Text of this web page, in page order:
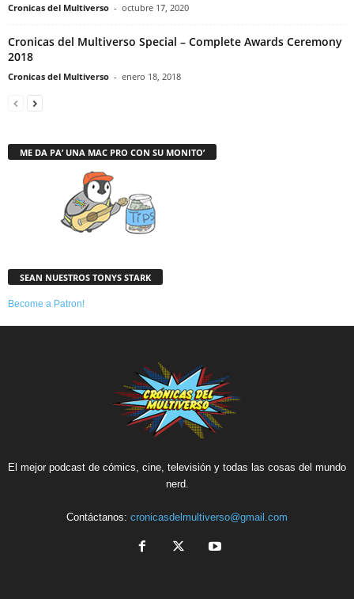
Cronicas del Multiverso - octubre 17, 2020
Cronicas del Multiverso Special – Complete Awards Ceremony
2018
Cronicas del Multiverso - enero 18, 2018
ME DA PA’ UNA MAC PRO CON SU MONITO’
SEAN NUESTROS TONYS STARK
Become a Patron!
El mejor podcast de cómics, cine, televisión y todas las cosas del mundo
nerd.
Contáctanos: cronicasdelmultiverso@gmail.com